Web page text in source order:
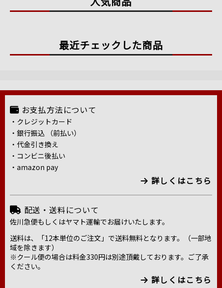
最近チェックした商品
お支払方法について
・クレジットカード
・銀行振込 （前払い）
・代金引き換え
・コンビニ後払い
・amazon pay
詳しくはこちら
配送・送料について
佐川急便もしくはヤマト運輸でお届けいたします。
送料は、「12本単位のご注文」で送料無料となります。（一部地
域を除きます）
※クール便の場合は料金330円は別途頂戴しております。ご了承
ください。
詳しくはこちら